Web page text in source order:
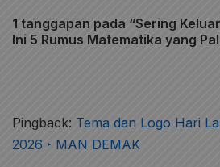
1 tanggapan pada “Sering
Ini 5 Rumus Matematika yang
Pingback: Tema dan Logo Hari
2026 ‣ MAN DEMAK